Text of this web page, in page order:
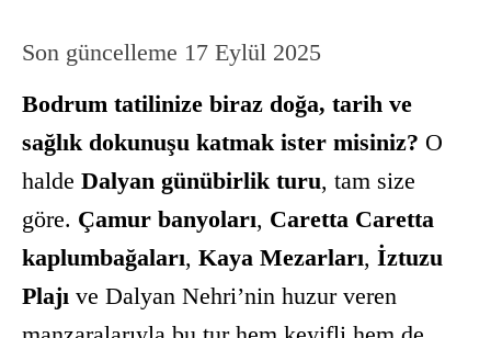
Son güncelleme 17 Eylül 2025
Bodrum tatilinize biraz doğa, tarih ve
sağlık dokunuşu katmak ister misiniz? O
halde Dalyan günübirlik turu, tam size
göre. Çamur banyoları, Caretta Caretta
kaplumbağaları, Kaya Mezarları, İztuzu
Plajı ve Dalyan Nehri’nin huzur veren